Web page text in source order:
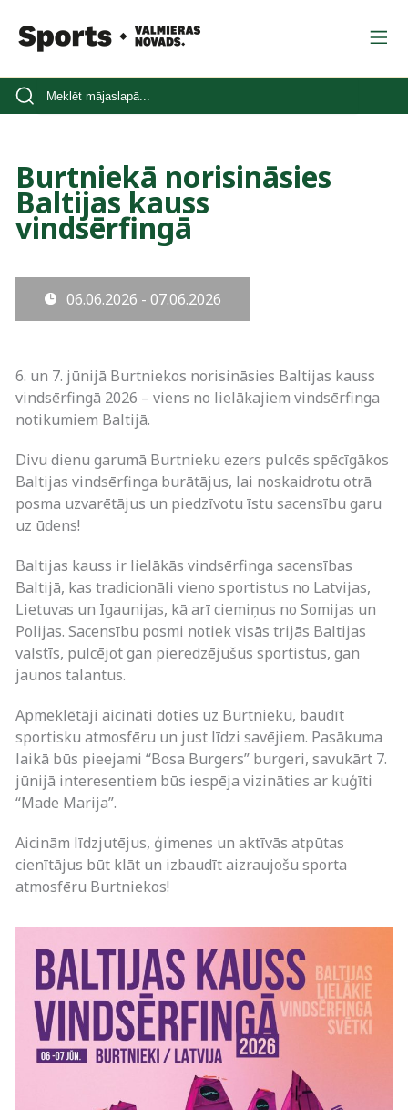
Burtniekā norisināsies
Baltijas kauss
vindsērfingā
06.06.2026 - 07.06.2026
6. un 7. jūnijā Burtniekos norisināsies Baltijas kauss
vindsērfingā 2026 – viens no lielākajiem vindsērfinga
notikumiem Baltijā.
Divu dienu garumā Burtnieku ezers pulcēs spēcīgākos
Baltijas vindsērfinga burātājus, lai noskaidrotu otrā
posma uzvarētājus un piedzīvotu īstu sacensību garu
uz ūdens!
Baltijas kauss ir lielākās vindsērfinga sacensības
Baltijā, kas tradicionāli vieno sportistus no Latvijas,
Lietuvas un Igaunijas, kā arī ciemiņus no Somijas un
Polijas. Sacensību posmi notiek visās trijās Baltijas
valstīs, pulcējot gan pieredzējušus sportistus, gan
jaunos talantus.
Apmeklētāji aicināti doties uz Burtnieku, baudīt
sportisku atmosfēru un just līdzi savējiem. Pasākuma
laikā būs pieejami “Bosa Burgers” burgeri, savukārt 7.
jūnijā interesentiem būs iespēja vizināties ar kuģīti
“Made Marija”.
Aicinām līdzjutējus, ģimenes un aktīvās atpūtas
cienītājus būt klāt un izbaudīt aizraujošu sporta
atmosfēru Burtniekos!